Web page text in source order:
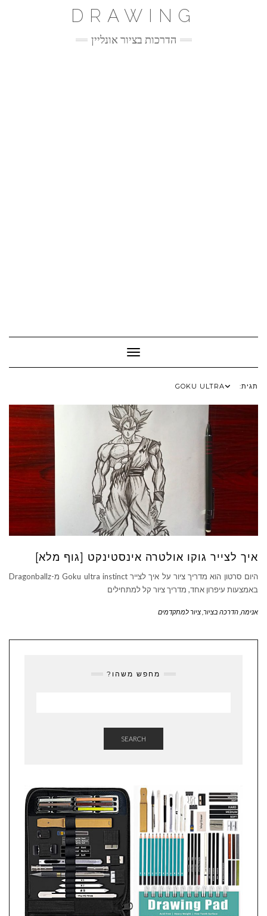
DRAWING
הדרכות בציור אונליין
Toggle Navigation
תגית: GOKU ULTRA
איך לצייר גוקו אולטרה אינסטינקט [גוף מלא]
היום סרטון הוא מדריך ציור על איך לצייר Goku ultra instinct מ-Dragonballz
באמצעות עיפרון אחד, מדריך ציור קל למתחילים
אנימה הדרכה בציור ציור למתקדמים
מחפש משהו?
SEARCH